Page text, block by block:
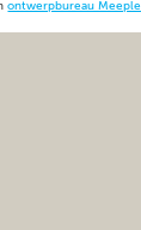
ontwerpbureau Meeple